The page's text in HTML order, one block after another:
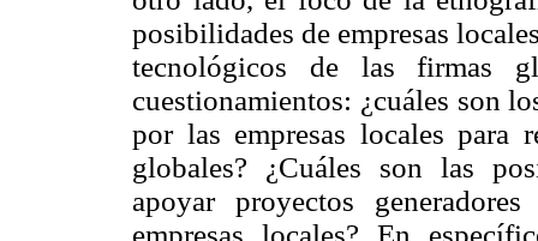
posibilidades de empresas
tecnológicos de las firmas
cuestionamientos: ¿cuáles son
por las empresas locales para
globales? ¿Cuáles son las
apoyar proyectos
empresas locales? En